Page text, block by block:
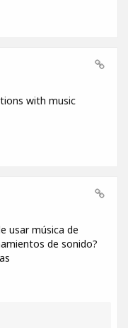
with music
usar música de
de sonido?